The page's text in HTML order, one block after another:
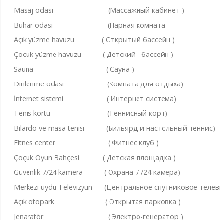
Masaj odası (Массажный кабинет )
Buhar odası (Парная комната
Açık yüzme havuzu ( Открытый бассейн )
Çocuk yüzme havuzu ( Детский бассейн )
Sauna ( Сауна )
Dinlenme odası (Комната для отдыха)
İnternet sistemi ( Интернет система)
Tenis kortu (Теннисный корт)
Bilardo ve masa tenisi (Бильярд и настольный теннис)
Fitnes center ( Фитнес клуб )
Çoçuk Oyun Bahçesi ( Детская площадка )
Güvenlik 7/24 kamera ( Охрана 7 /24 камера)
Merkezi uydu Televizyun (Центральное спутниковое
Açık otopark ( Открытая парковка )
Jenaratör ( Электро-генератор )